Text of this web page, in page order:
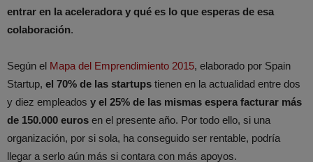
entrar en la aceleradora y qué es lo que esperas de esa
colaboración.
Según el Mapa del Emprendimiento 2015, elaborado por Spain
Startup, el 70% de las startups tienen en la actualidad entre dos
y diez empleados y el 25% de las mismas espera facturar más
de 150.000 euros en el presente año. Por todo ello, si una
organización, por si sola, ha conseguido ser rentable, podría
llegar a serlo aún más si contara con más apoyos.